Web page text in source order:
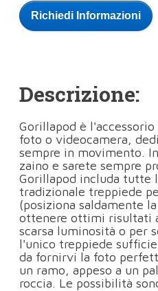
Richiedi Informazioni
Descrizione:
Gorillapod è
foto o videocamera,
sempre in movimento.
zaino e sarete sempre
Gorillapod includa tutte
tradizionale treppiede
(posiziona saldamente
ottenere ottimi risultati
scarsa luminosità o per
l'unico treppiede
da fornirvi la foto
un ramo, appeso a un
roccia. Le possibilità